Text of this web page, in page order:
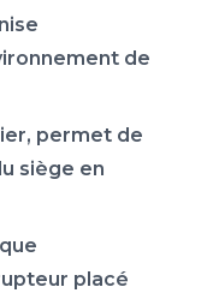
de
permet de
siège en
placé